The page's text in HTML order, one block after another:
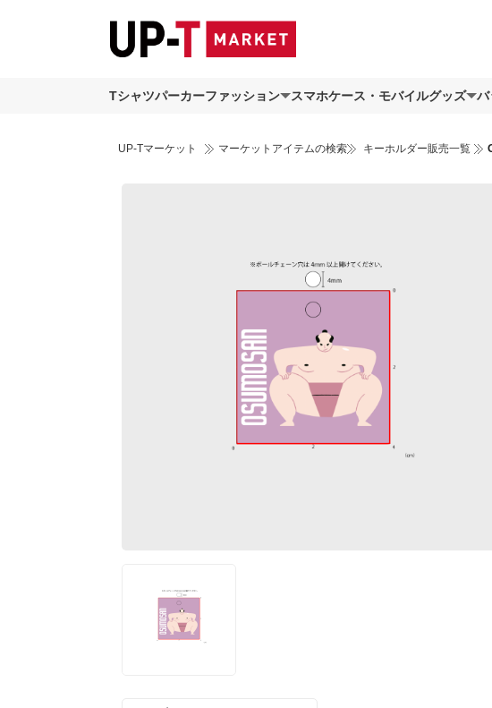
Tシャツパーカーファッション スマホケース・モバイルグッズ バ
UP-Tマーケット マーケットアイテムの検索 キーホルダー販売一覧